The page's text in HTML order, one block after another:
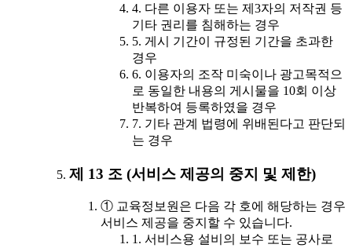
4. 다른 이용자 또는 제3자의 저작권 등
기타 권리를 침해하는 경우
5. 게시 기간이 규정된 기간을 초과한
경우
6. 이용자의 조작 미숙이나 광고목적으
로 동일한 내용의 게시물을 10회 이상
반복하여 등록하였을 경우
7. 기타 관계 법령에 위배된다고 판단되
는 경우
제 13 조 (서비스 제공의 중지 및 제한)
① 교육정보원은 다음 각 호에 해당하는 경우
서비스 제공을 중지할 수 있습니다.
1. 서비스용 설비의 보수 또는 공사로